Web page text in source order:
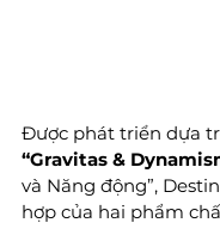
Được phát triển dựa
“Gravitas &
và Năng động”,
hợp của hai phẩm